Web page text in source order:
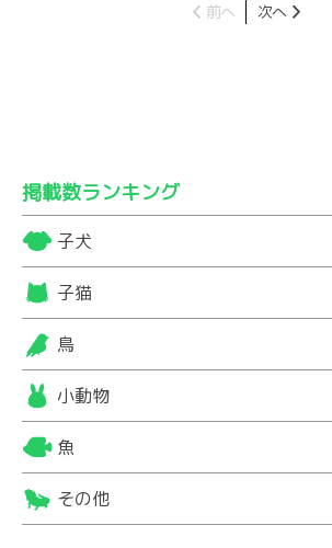
前へ 次へ
掲載数ランキング
子犬
子猫
鳥
小動物
魚
その他